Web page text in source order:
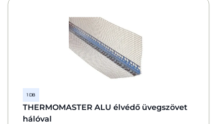
1 DB
THERMOMASTER ALU élvédő üvegszövet
hálóval